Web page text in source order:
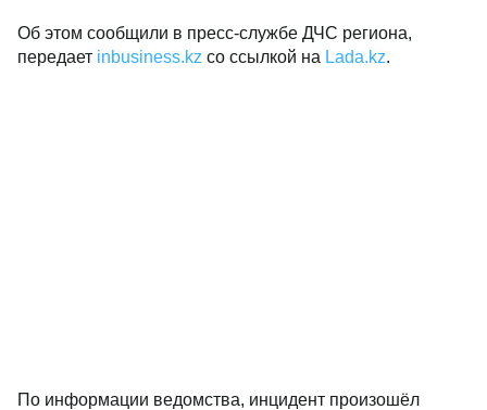
Об этом сообщили в пресс-службе ДЧС региона,
передает inbusiness.kz со ссылкой на Lada.kz.
По информации ведомства, инцидент произошёл